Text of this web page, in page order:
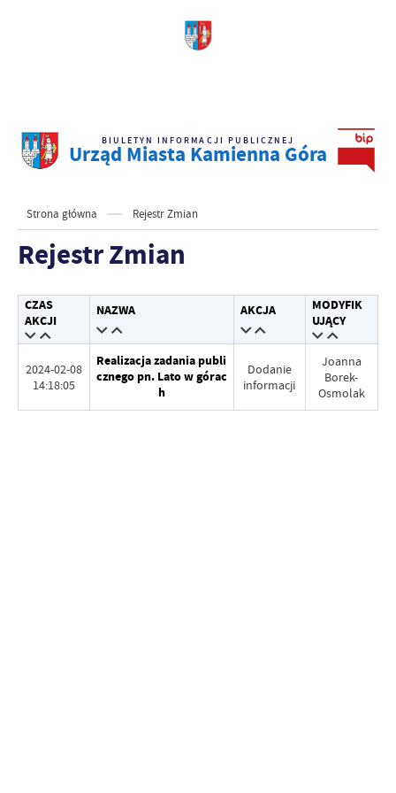
BIULETYN INFORMACJI PUBLICZNEJ
Urząd Miasta Kamienna Góra
Strona główna Rejestr Zmian
Rejestr Zmian
CZAS
AKCJI
NAZWA AKCJA
MODYFIK
UJĄCY
2024-02-08
14:18:05
Realizacja zadania publi
cznego pn. Lato w górac
h
Dodanie
informacji
Joanna
Borek-
Osmolak